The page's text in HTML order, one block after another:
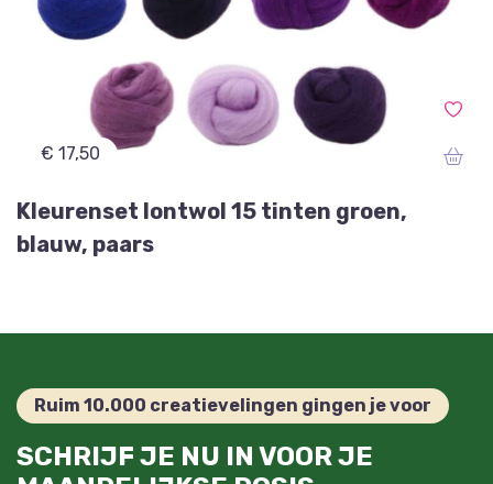
€ 17,50
Kleurenset lontwol 15 tinten groen,
blauw, paars
Ruim 10.000 creatievelingen gingen je voor
SCHRIJF JE NU IN VOOR JE